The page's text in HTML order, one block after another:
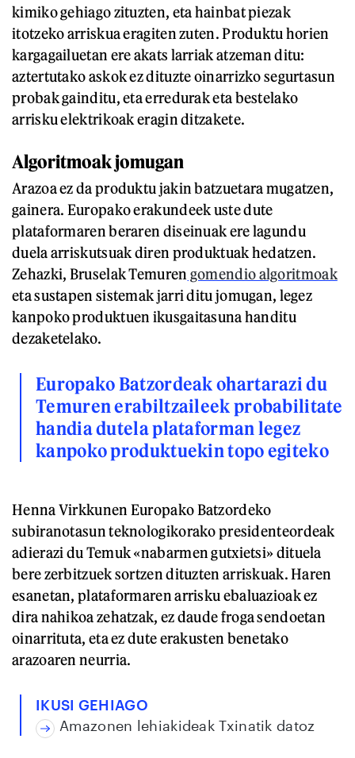
kimiko gehiago zituzten, eta hainbat piezak
itotzeko arriskua eragiten zuten. Produktu horien
kargagailuetan ere akats larriak atzeman ditu:
aztertutako askok ez dituzte oinarrizko segurtasun
probak gainditu, eta erredurak eta bestelako
arrisku elektrikoak eragin ditzakete.
Algoritmoak jomugan
Arazoa ez da produktu jakin batzuetara mugatzen,
gainera. Europako erakundeek uste dute
plataformaren beraren diseinuak ere lagundu
duela arriskutsuak diren produktuak hedatzen.
Zehazki, Bruselak Temuren gomendio algoritmoak
eta sustapen sistemak jarri ditu jomugan, legez
kanpoko produktuen ikusgaitasuna handitu
dezaketelako.
Europako Batzordeak ohartarazi du
Temuren erabiltzaileek probabilitate
handia dutela plataforman legez
kanpoko produktuekin topo egiteko
Henna Virkkunen Europako Batzordeko
subiranotasun teknologikorako presidenteordeak
adierazi du Temuk «nabarmen gutxietsi» dituela
bere zerbitzuek sortzen dituzten arriskuak. Haren
esanetan, plataformaren arrisku ebaluazioak ez
dira nahikoa zehatzak, ez daude froga sendoetan
oinarrituta, eta ez dute erakusten benetako
arazoaren neurria.
IKUSI GEHIAGO
Amazonen lehiakideak Txinatik datoz